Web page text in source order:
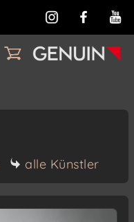
alle Künstler